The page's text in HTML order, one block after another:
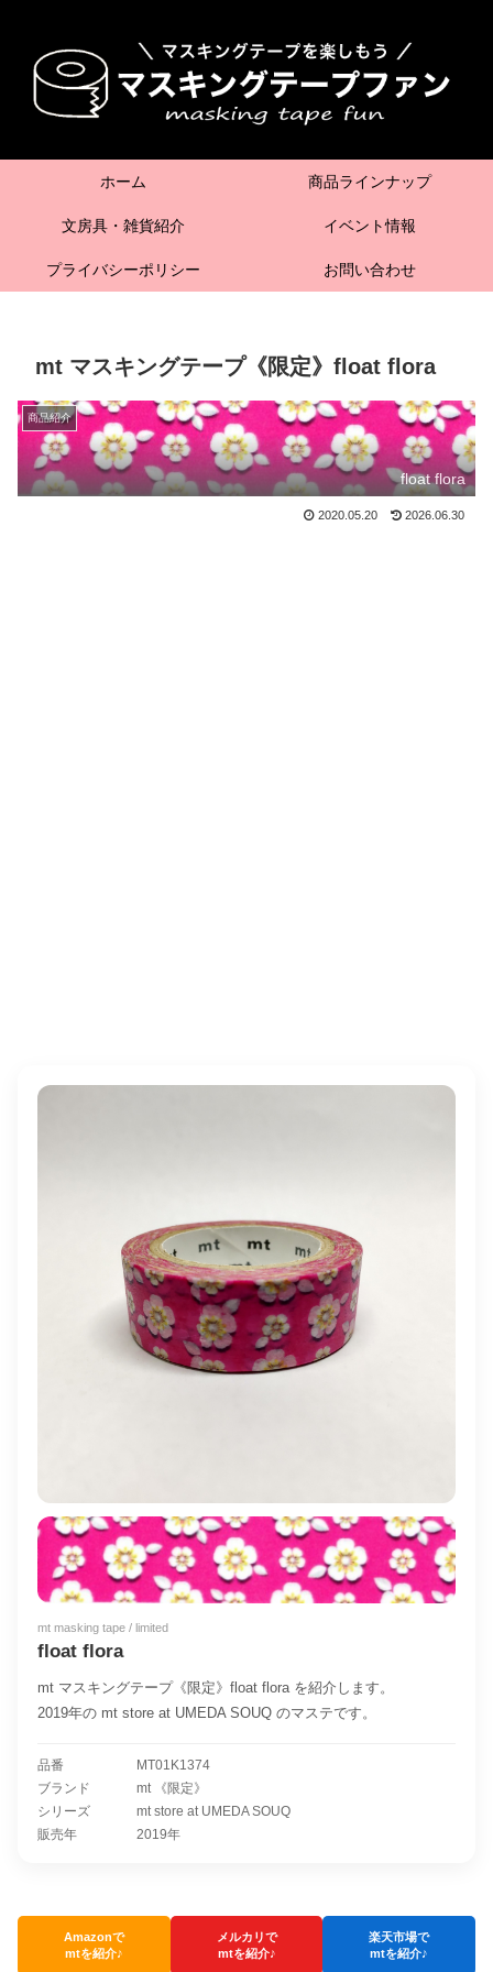
ホーム 商品ラインナップ
文房具・雑貨紹介 イベント情報
プライバシーポリシー お問い合わせ
mt マスキングテープ《限定》float flora
商品紹介
float flora
2020.05.20 2026.06.30
mt masking tape / limited
float flora
mt マスキングテープ《限定》float flora を紹介します。
2019年の mt store at UMEDA SOUQ のマステです。
品番
MT01K1374
ブランド
mt 《限定》
シリーズ
mt store at UMEDA SOUQ
販売年
2019年
Amazonで
mtを紹介♪
メルカリで
mtを紹介♪
楽天市場で
mtを紹介♪